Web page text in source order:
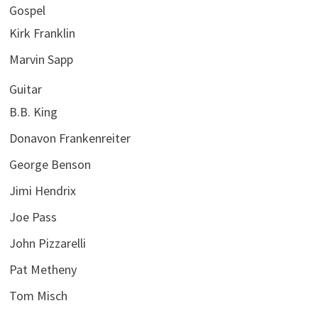
Gospel
Kirk Franklin
Marvin Sapp
Guitar
B.B. King
Donavon Frankenreiter
George Benson
Jimi Hendrix
Joe Pass
John Pizzarelli
Pat Metheny
Tom Misch